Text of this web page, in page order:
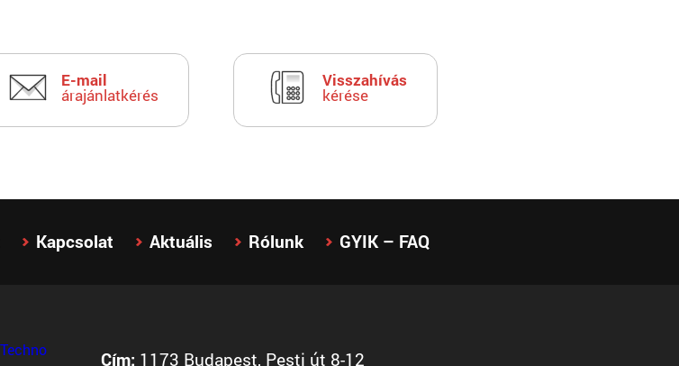
E-mail
árajánlatkérés
Visszahívás
kérése
Kapcsolat Aktuális Rólunk GYIK – FAQ
Cím: 1173 Budapest, Pesti út 8-12